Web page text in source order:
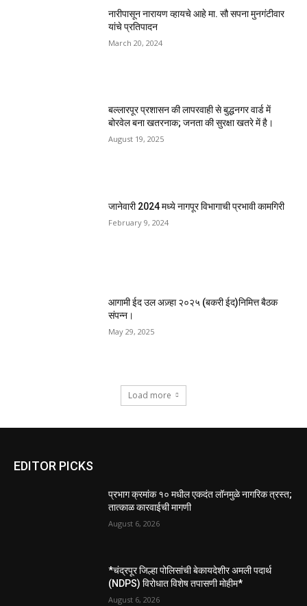
नारीपासून नारायण व्हायचे आहे मा. सौ सपना मुनगंटीवार
यांचे प्रतिपादन
March 20, 2024
बल्लारपूर प्रशासन की लापरवाही से बुद्धनगर वार्ड में
बोरवेल बना खतरनाक; जनता की सुरक्षा खतरे में है।
August 19, 2025
जानेवारी 2024 मध्ये नागपूर विभागाची प्रभावी कामगिरी
February 9, 2024
आगामी ईद उल अज़्हा २०२५ (बकरी ईद)निमित्त बैठक
संपन्न।
May 29, 2025
Load more
EDITOR PICKS
प्रभाग क्रमांक १० मधील एकदंत लॉनमुळे नागरिक त्रस्त;
तात्काळ कारवाईची मागणी
August 6, 2026
*चंद्रपूर जिल्हा पोलिसांची बेकायदेशीर अमली पदार्थ
(NDPS) विरोधात विशेष तपासणी मोहीम*
August 6, 2026